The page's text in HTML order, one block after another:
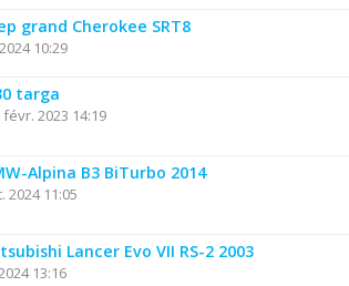
grand Cherokee SRT8
10:29
targa
févr. 2023 14:19
Alpina B3 BiTurbo 2014
2024 11:05
Lancer Evo VII RS-2 2003
13:16